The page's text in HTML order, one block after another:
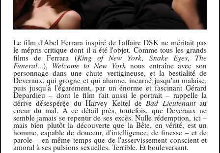
Le film d'Abel Ferrara inspiré de l'affaire DSK ne méritait pas
le mépris critique dont il a été l'objet. Comme tous les grands
films de Ferrara (King of New York, Snake Eyes, The
Funeral...), Welcome to New York nous entraîne avec son
personnage dans une chute vertigineuse, et la bestialité de
Deveraux, qui grogne et qui ahanne, incarné jusqu'au malaise,
puis jusqu'à l'égarement, par un énorme et fascinant Gérard
Depardieu – dont le film fait aussi le portrait – rappelle la
dérive désespérée du Harvey Keitel deBad Lieutenantau
coeur du mal. Àce détail près, toutefois, que Deveraux ne
semble jamais se repentir de ses excès. Nulle rédemption, ici –
mais bien plutôt la découverte que la Bête, en vérité, est un
homme, capable de douceur, d'intelligence, de finesse – et de
parole – en même temps que de l'asservissement conscient et
amoral à ses pulsions sexuelles. Terrible. Et bouleversant.